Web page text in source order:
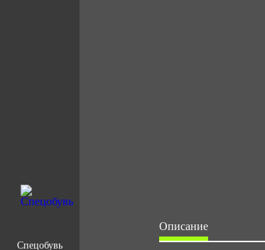
Спецобувь
Описание